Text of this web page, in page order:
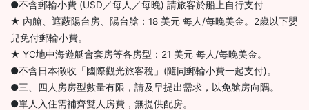
●不含郵輪小費 (USD／每人／每晚) 請旅客於船上自行支付
★ 內艙、遮蔽陽台房、陽台艙：18 美元 每人/每晚美金。2歲以下嬰
兒免付郵輪小費。
★ YC地中海遊艇會套房等各房型：21 美元 每人/每晚美金。
●不含日本徵收「國際觀光旅客稅」(隨同郵輪小費一起支付)。
●三、四人房房型數量有限，請及早提出需求，以免艙房向隅。
●單人入住需補齊雙人房費，無提供配房。